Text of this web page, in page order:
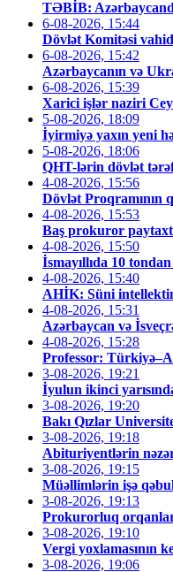
TƏBİB:
6-08-2026, 15:44
Dövlət Komitəsi
6-08-2026, 15:42
Azərbaycanın və
6-08-2026, 15:39
Xarici işlər naziri
5-08-2026, 18:09
İyirmiyə yaxın yeni
5-08-2026, 18:06
QHT-lərin dövlət
4-08-2026, 15:56
Dövlət Proqramının
4-08-2026, 15:53
Baş prokuror
4-08-2026, 15:50
İsmayıllıda 10
4-08-2026, 15:40
AHİK: Süni intellektin
4-08-2026, 15:31
Azərbaycan və
4-08-2026, 15:28
Professor:
3-08-2026, 19:21
İyulun ikinci
3-08-2026, 19:20
Bakı Qızlar
3-08-2026, 19:18
Abituriyentlərin
3-08-2026, 19:15
Müəllimlərin işə
3-08-2026, 19:13
Prokurorluq
3-08-2026, 19:10
Vergi yoxlamasının
3-08-2026, 19:06